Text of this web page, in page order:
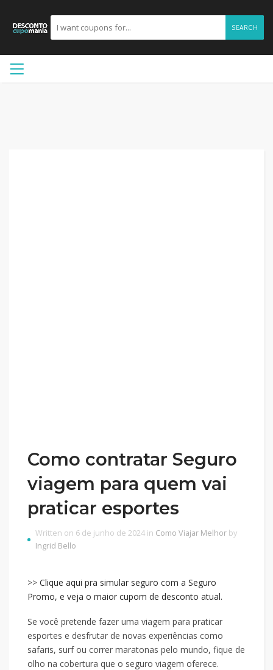
SEARCH
Como contratar Seguro
viagem para quem vai
praticar esportes
Written on 6 de junho de 2024 in Como Viajar Melhor by
Ingrid Bello
>> Clique aqui pra simular seguro com a Seguro
Promo, e veja o maior cupom de desconto atual.
Se você pretende fazer uma viagem para praticar
esportes e desfrutar de novas experiências como
safaris, surf ou correr maratonas pelo mundo, fique de
olho na cobertura que o seguro viagem oferece.